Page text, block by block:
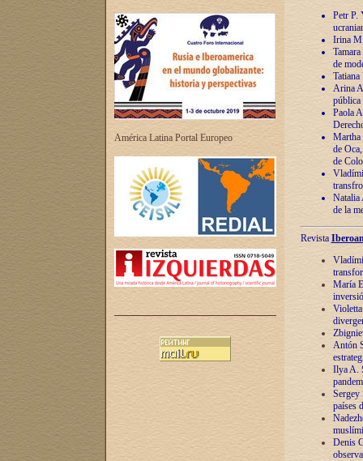
América Latina Portal Europeo
Petr P.
Irina
de
Arina
pública
Paola
Martha
de
de
Natalia
de la
Revista
María
Antón
Ilya A.
Sergey
países
Denis